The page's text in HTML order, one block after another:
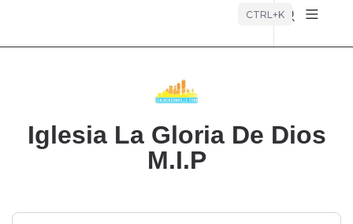
CTRL+K
Iglesia La Gloria De Dios
M.I.P